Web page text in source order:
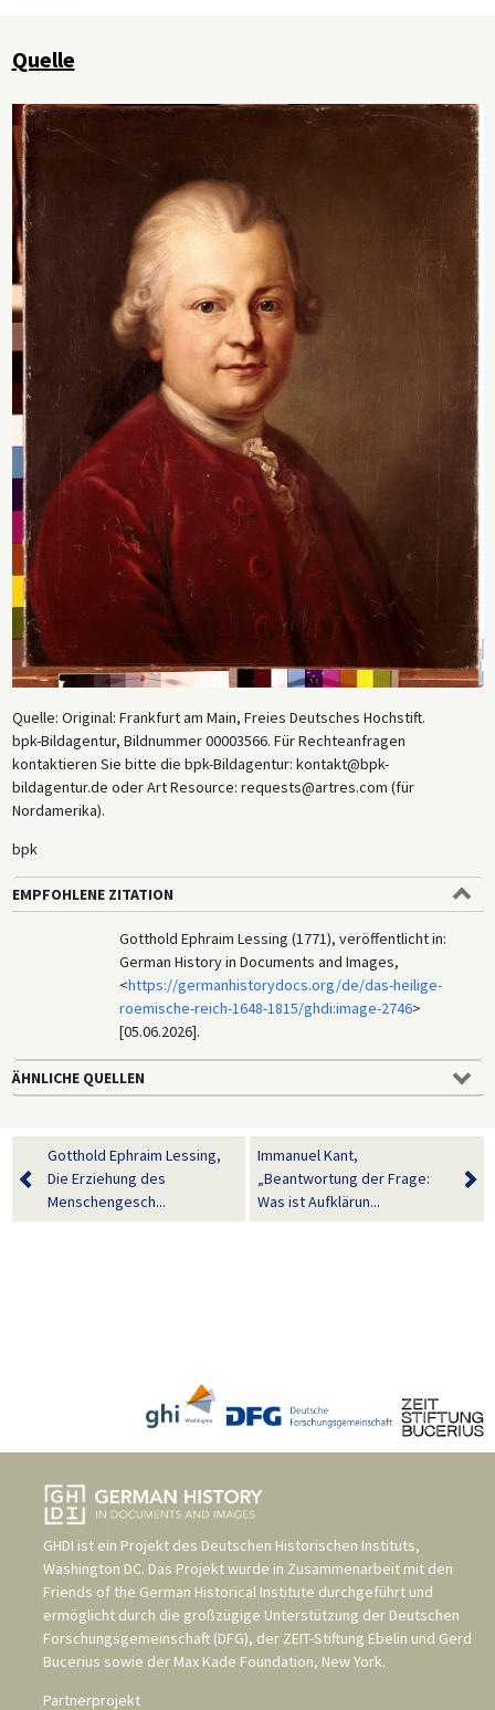
Quelle
Quelle: Original: Frankfurt am Main, Freies Deutsches Hochstift.
bpk-Bildagentur, Bildnummer 00003566. Für Rechteanfragen
kontaktieren Sie bitte die bpk-Bildagentur: kontakt@bpk-
bildagentur.de oder Art Resource: requests@artres.com (für
Nordamerika).
bpk
EMPFOHLENE ZITATION
Gotthold Ephraim Lessing (1771), veröffentlicht in:
German History in Documents and Images,
<https://germanhistorydocs.org/de/das-heilige-
roemische-reich-1648-1815/ghdi:image-2746>
[05.06.2026].
ÄHNLICHE QUELLEN
Gotthold Ephraim Lessing,
Die Erziehung des
Menschengesch...
Immanuel Kant,
„Beantwortung der Frage:
Was ist Aufklärun...
GHDI ist ein Projekt des Deutschen Historischen Instituts,
Washington DC. Das Projekt wurde in Zusammenarbeit mit den
Friends of the German Historical Institute durchgeführt und
ermöglicht durch die großzügige Unterstützung der Deutschen
Forschungsgemeinschaft (DFG), der ZEIT-Stiftung Ebelin und Gerd
Bucerius sowie der Max Kade Foundation, New York.
Partnerprojekt